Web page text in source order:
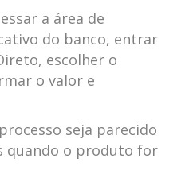
a área de
do banco, entrar
escolher o
o valor e
seja parecido
quando o produto for